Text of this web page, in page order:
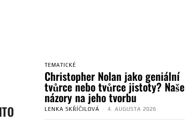
TEMATICKÉ
Christopher Nolan jako geniální
tvůrce nebo tvůrce jistoty? Naše
názory na jeho tvorbu
LENKA SKŘÍČILOVÁ - 4. AUGUSTA 2026